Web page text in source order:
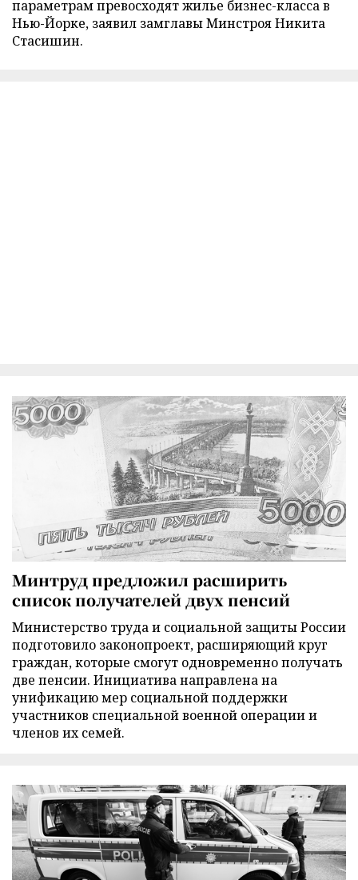
параметрам превосходят жилье бизнес-класса в
Нью-Йорке, заявил замглавы Минстроя Никита
Стасишин.
Минтруд предложил расширить
список получателей двух пенсий
Министерство труда и социальной защиты России
подготовило законопроект, расширяющий круг
граждан, которые смогут одновременно получать
две пенсии. Инициатива направлена на
унификацию мер социальной поддержки
участников специальной военной операции и
членов их семей.